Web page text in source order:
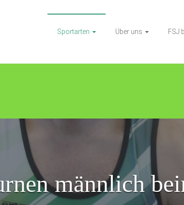
Sportarten Über uns FSJ
männlich